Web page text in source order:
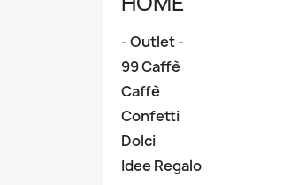
- Outlet -
99 Caffè
Caffè
Confetti
Dolci
Idee Regalo